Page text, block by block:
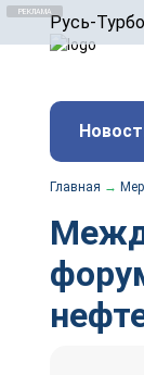
Русь-
ООО
и других
Реклама.
erid:
Главная →